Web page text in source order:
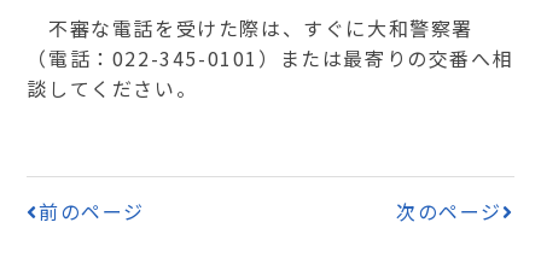
不審な電話を受けた際は、すぐに大和警察署
（電話：022-345-0101）または最寄りの交番へ相
談してください。
前のページ 次のページ